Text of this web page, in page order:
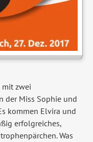
mit zwei
der Miss Sophie und
kommen Elvira und
erfolgreiches,
Was